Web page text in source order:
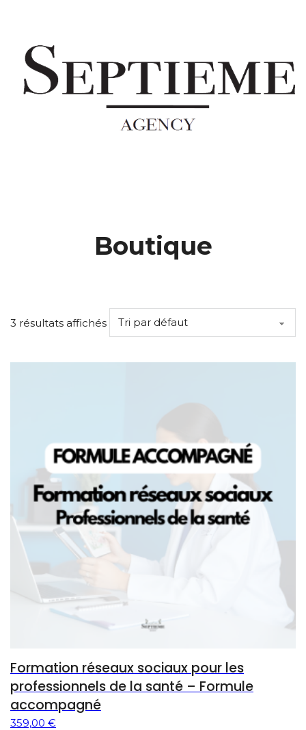
Boutique
3 résultats affichés
Formation réseaux sociaux pour les
professionnels de la santé – Formule
accompagné
359,00 €